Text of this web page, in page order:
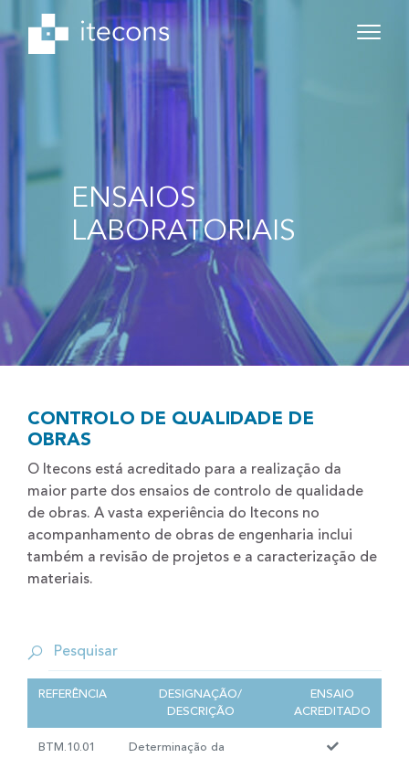
ENSAIOS
LABORATORIAIS
CONTROLO DE QUALIDADE DE
OBRAS
O Itecons está acreditado para a realização da
maior parte dos ensaios de controlo de qualidade
de obras. A vasta experiência do Itecons no
acompanhamento de obras de engenharia inclui
também a revisão de projetos e a caracterização de
materiais.
REFERÊNCIA
DESIGNAÇÃO/
DESCRIÇÃO
ENSAIO
ACREDITADO
BTM.10.01
Determinação da